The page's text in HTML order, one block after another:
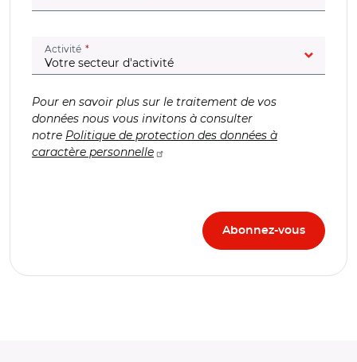
Activité (champ obligatoire)
Pour en savoir plus sur le traitement de vos
données nous vous invitons à consulter
notre Politique de protection des données à
caractère personnelle